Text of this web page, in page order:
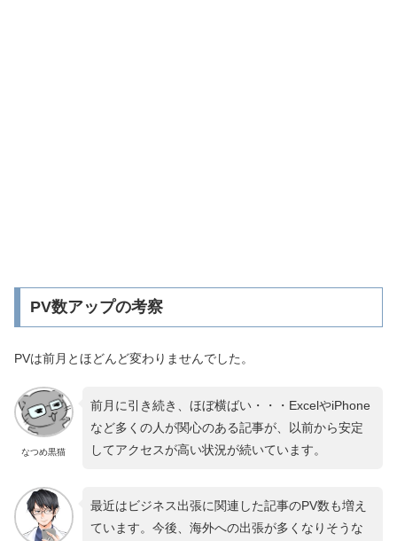
PV数アップの考察
PVは前月とほどんど変わりませんでした。
なつめ黒猫
前月に引き続き、ほぼ横ばい・・・ExcelやiPhone
など多くの人が関心のある記事が、以前から安定
してアクセスが高い状況が続いています。
最近はビジネス出張に関連した記事のPV数も増え
ています。今後、海外への出張が多くなりそうな